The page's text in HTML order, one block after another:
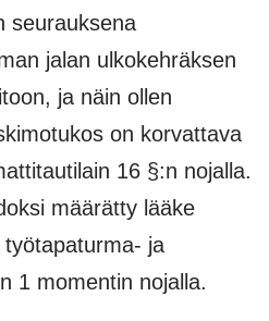
seurauksena
jalan ulkokehräksen
ja näin ollen
on korvattava
16 §:n nojalla.
määrätty lääke
ja
1 momentin nojalla.